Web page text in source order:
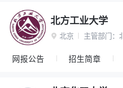
北方工业大学
 北京 主管部门：
网报公告 招生简章